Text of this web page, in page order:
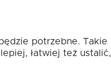
potrzebne.
łatwiej też